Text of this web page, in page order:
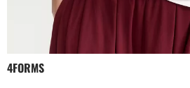
4FORMS